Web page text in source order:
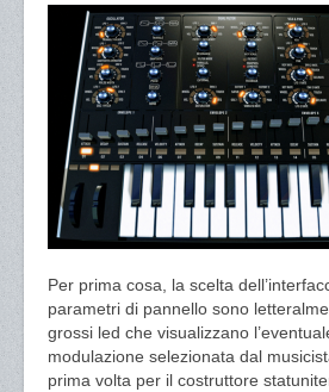
Per prima cosa, la scelta
parametri di pannello sono
grossi led che visualizzano
modulazione selezionata dal
prima volta per il costruttore